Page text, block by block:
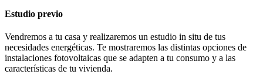
Estudio previo
Vendremos a tu casa y realizaremos un estudio in situ de tus
necesidades energéticas. Te mostraremos las distintas opciones de
instalaciones fotovoltaicas que se adapten a tu consumo y a las
características de tu vivienda.